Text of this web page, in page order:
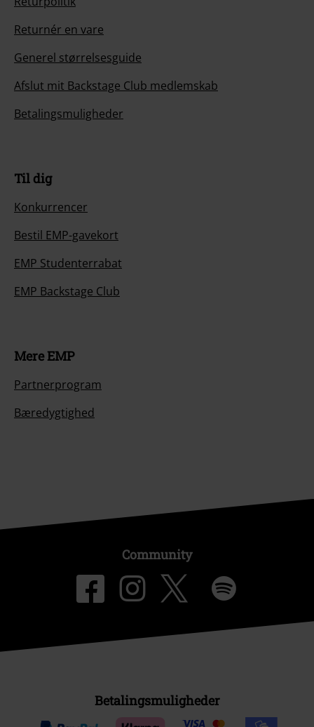
Returnér en vare
Generel størrelsesguide
Afslut mit Backstage Club medlemskab
Betalingsmuligheder
Til dig
Konkurrencer
Bestil EMP-gavekort
EMP Studenterrabat
EMP Backstage Club
Mere EMP
Partnerprogram
Bæredygtighed
Community
Betalingsmuligheder